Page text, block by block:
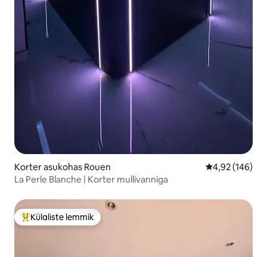
Korter asukohas Rouen Keskmine
4,92 (146)
La Perle Blanche | Korter mullivanniga
Külaliste suur lemmik
Külaliste lemmik